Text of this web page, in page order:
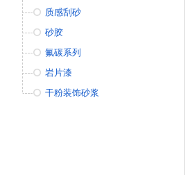
质感刮砂
砂胶
氟碳系列
岩片漆
干粉装饰砂浆